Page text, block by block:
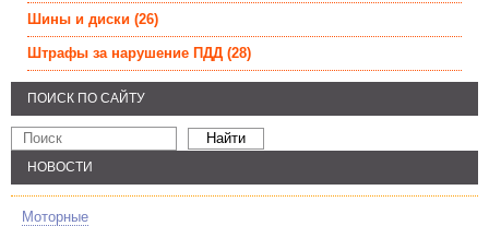
Шины и диски (26)
Штрафы за нарушение ПДД (28)
ПОИСК ПО САЙТУ
НОВОСТИ
Моторные